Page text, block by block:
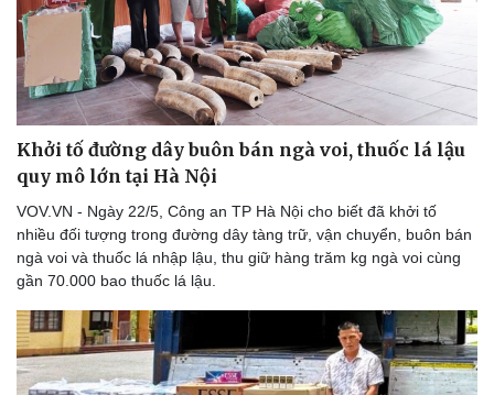
Khởi tố đường dây buôn bán ngà voi, thuốc lá lậu
quy mô lớn tại Hà Nội
VOV.VN - Ngày 22/5, Công an TP Hà Nội cho biết đã khởi tố
nhiều đối tượng trong đường dây tàng trữ, vận chuyển, buôn bán
ngà voi và thuốc lá nhập lậu, thu giữ hàng trăm kg ngà voi cùng
gần 70.000 bao thuốc lá lậu.